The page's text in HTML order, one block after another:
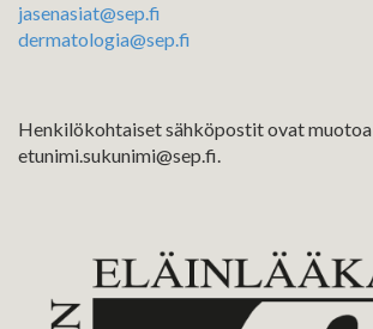
jasenasiat@sep.fi
dermatologia@sep.fi
Henkilökohtaiset sähköpostit ovat muotoa
etunimi.sukunimi@sep.fi.